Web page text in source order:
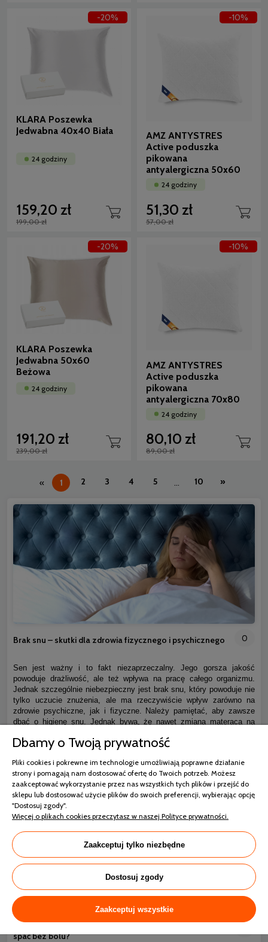
KLARA Poszewka
Jedwabna 40x40 Biała
24 godziny
159,20 zł
199,00 zł
-20%
AMZ ANTYSTRES
Active poduszka
pikowana
antyalergiczna 50x60
24 godziny
51,30 zł
57,00 zł
-10%
KLARA Poszewka
Jedwabna 50x60
Beżowa
24 godziny
191,20 zł
239,00 zł
-20%
AMZ ANTYSTRES
Active poduszka
pikowana
antyalergiczna 70x80
24 godziny
80,10 zł
89,00 zł
-10%
« 1 2 3 4 5 ... 10 »
Brak snu – skutki dla zdrowia fizycznego i psychicznego 0
Sen jest ważny i to fakt niezaprzeczalny. Jego gorsza jakość
powoduje drażliwość, ale też wpływa na pracę całego organizmu.
Jednak szczególnie niebezpieczny jest brak snu, który powoduje nie
tylko uczucie znużenia, ale ma rzeczywiście wpływ zarówno na
zdrowie psychiczne, jak i fizyczne. Należy pamiętać, aby zawsze
dbać o higienę snu. Jednak bywa, że nawet zmiana materaca na
czytaj całość »
Ból kręgosłupa piersiowego i dyskopatia lędźwiowa – jak
spać bez bólu?
Dbamy o Twoją prywatność
Pliki cookies i pokrewne im technologie umożliwiają poprawne działanie
strony i pomagają nam dostosować ofertę do Twoich potrzeb. Możesz
zaakceptować wykorzystanie przez nas wszystkich tych plików i przejść do
sklepu lub dostosować użycie plików do swoich preferencji, wybierając opcję
"Dostosuj zgody".
Więcej o plikach cookies przeczytasz w naszej Polityce prywatności.
Zaakceptuj tylko niezbędne
Dostosuj zgody
Zaakceptuj wszystkie